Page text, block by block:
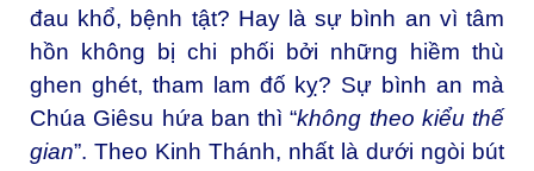
đau khổ, bệnh tật? Hay là sự bình an vì tâm
hồn không bị chi phối bởi những hiềm thù
ghen ghét, tham lam đố kỵ? Sự bình an mà
Chúa Giêsu hứa ban thì “không theo kiểu thế
gian”. Theo Kinh Thánh, nhất là dưới ngòi bút